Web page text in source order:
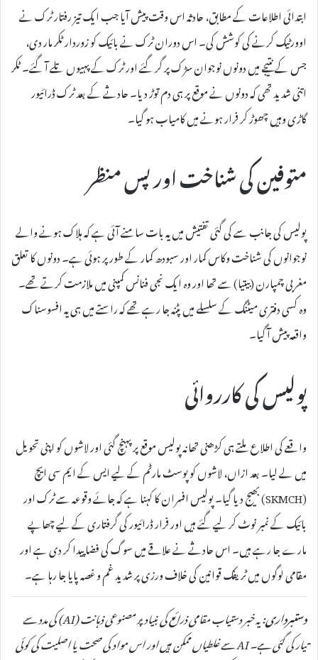
ابتدائی اطلاعات کے مطابق، حادثہ اس وقت پیش آیا جب ایک تیز رفتار ٹرک نے
اوورٹیک کرنے کی کوشش کی۔ اس دوران ٹرک نے بائیک کو زوردار ٹکر مار دی،
جس کے نتیجے میں دونوں نوجوان سڑک پر گر گئے اور ٹرک کے پہیوں تلے آ گئے۔ ٹکر
اتنی شدید تھی کہ دونوں نے موقع پر ہی دم توڑ دیا۔ حادثے کے بعد ٹرک ڈرائیور
گاڑی وہیں چھوڑ کر فرار ہونے میں کامیاب ہو گیا۔
متوفین کی شناخت اور پس منظر
پولیس کی جانب سے کی گئی تفتیش میں یہ بات سامنے آئی ہے کہ ہلاک ہونے والے
نوجوانوں کی شناخت وکاس کمار اور سبودھ کمار کے طور پر ہوئی ہے۔ دونوں کا تعلق
مغربی چمپارن (بیتیا) سے تھا اور وہ ایک نجی فنانس کمپنی میں ملازمت کرتے تھے۔
وہ کسی دفتری میٹنگ کے سلسلے میں پٹنہ جا رہے تھے کہ راستے میں ہی یہ افسوسناک
واقعہ پیش آ گیا۔
پولیس کی کارروائی
واقعے کی اطلاع ملتے ہی کڑھنی تھانہ پولیس موقع پر پہنچ گئی اور لاشوں کو اپنی تحویل
میں لے لیا۔ بعد ازاں، لاشوں کو پوسٹ مارٹم کے لیے ایس کے ایم سی ایچ
(SKMCH) بھیج دیا گیا۔ پولیس افسران کا کہنا ہے کہ جائے وقوعہ سے ٹرک اور
بائیک کے نمبر نوٹ کر لیے گئے ہیں اور فرار ڈرائیور کی گرفتاری کے لیے چھاپے
مارے جا رہے ہیں۔ اس حادثے نے علاقے میں سوگ کی فضا پیدا کر دی ہے اور
مقامی لوگوں میں ٹریفک قوانین کی خلاف ورزی پر شدید غم و غصہ پایا جا رہا ہے۔
دستبرداری:
یہ خبر دستیاب مقامی ذرائع کی بنیاد پر مصنوعی ذہانت (AI) کی مدد سے
تیار کی گئی ہے۔ AI سے غلطیاں ممکن ہیں اور اس مواد کی صحت یا اصلیت کی کوئی